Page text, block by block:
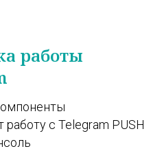
работы
с Telegram PUSH